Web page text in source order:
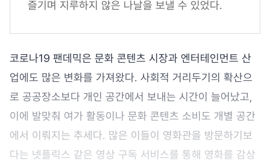
즐기며 지루하지 않은 나날을 보낼 수 있었다.
코로나19 팬데믹은 문화 콘텐츠 시장과 엔터테인먼트 산
업에도 많은 변화를 가져왔다. 사회적 거리두기의 확산으
로 공공장소보다 개인 공간에서 보내는 시간이 늘어났고,
이에 발맞춰 여가 활동이나 문화 콘텐츠 소비도 개별 공간
에서 이뤄지는 추세다. 많은 이들이 영화관을 방문하기보
다는 넷플릭스 같은 영상 구독 서비스를 통해 영화를 감상